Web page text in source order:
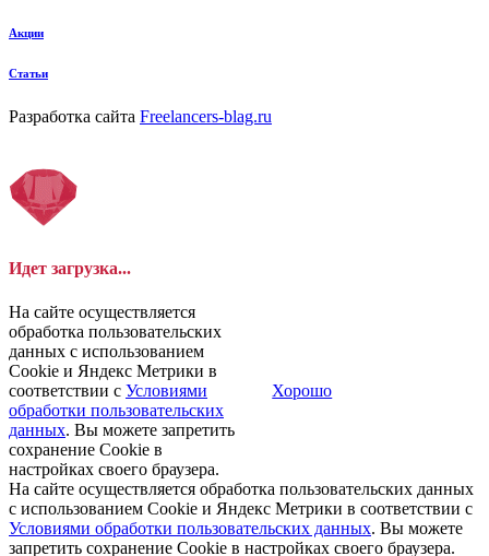
Акции
Статьи
Разработка сайта Freelancers-blag.ru
Идет загрузка...
На сайте осуществляется
обработка пользовательских
данных с использованием
Cookie и Яндекс Метрики в
соответствии с Условиями
обработки пользовательских
данных. Вы можете запретить
сохранение Cookie в
настройках своего браузера.
Хорошо
На сайте осуществляется обработка пользовательских данных
с использованием Cookie и Яндекс Метрики в соответствии с
Условиями обработки пользовательских данных. Вы можете
запретить сохранение Cookie в настройках своего браузера.